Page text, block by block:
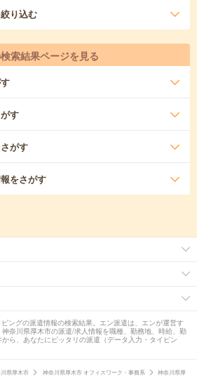
り込む
索結果ページを見る
す
がす
をさがす
ングの派遣情報の検索結果。エン派遣は、エンが運営す
奈川県厚木市の派遣/求人情報を職種、勤務地、時給、勤
ら、あなたにピッタリの派遣（データ入力・タイピン
県厚木市 神奈川県厚木市 オフィスワーク・事務系 神奈川県厚